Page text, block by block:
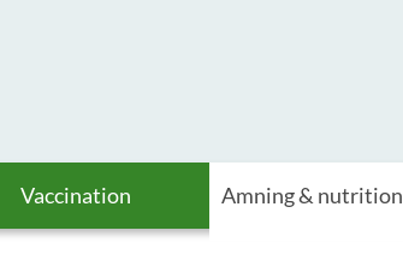
Vaccination Amning & nutrition